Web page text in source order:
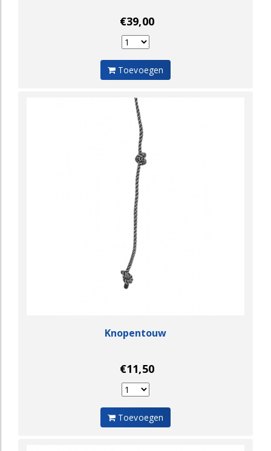
€39,00
Toevoegen
Knopentouw
€11,50
Toevoegen